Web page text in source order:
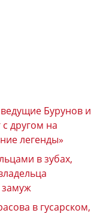
Бурунов и
другом на
легенды»
в зубах,
в гусарском,